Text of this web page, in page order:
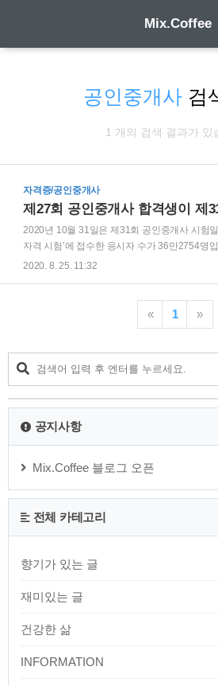
Mix.Coffee
공인중개사검
1 개의 검색 결과가 있
자격증/공인중개사
2020년 10월 31일은 제31회 공인중개사 시험
자격 시험’에 접수한 응시자 수가 36만2754명
사 시험 합격자 입니다. 제가 시험에 응시한지도
장년층의 인기에 힘입어 시험 응시 인원이 갈수
지만 시험의 실시 방식이 주택관리사처럼 상대
격하지 못할 정도로 시험을 어렵게 출제하지는
2020. 8. 25. 11:32
« 1 »
공지사항
Mix.Coffee 블로그 오픈
전체 카테고리
향기가 있는 글
재미있는 글
건강한 삶
INFORMATION